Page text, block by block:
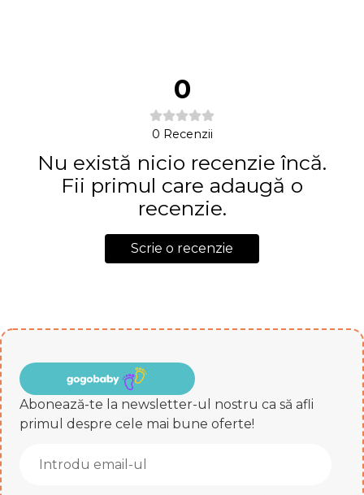
0
0 Recenzii
Nu există nicio recenzie încă.
Fii primul care adaugă o
recenzie.
Scrie o recenzie
Abonează-te la newsletter-ul nostru ca să afli
primul despre cele mai bune oferte!